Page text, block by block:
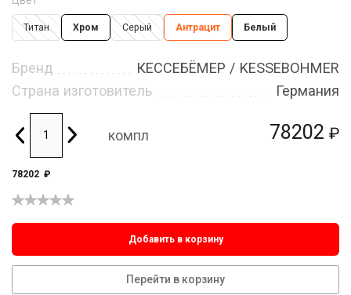
78202 ₽
Титан Хром Серый Антрацит Белый
Бренд
КЕССЕБЁМЕР / KESSEBOHMER
Страна изготовитель
Германия
компл
78202 ₽
Добавить в корзину
Перейти в корзину